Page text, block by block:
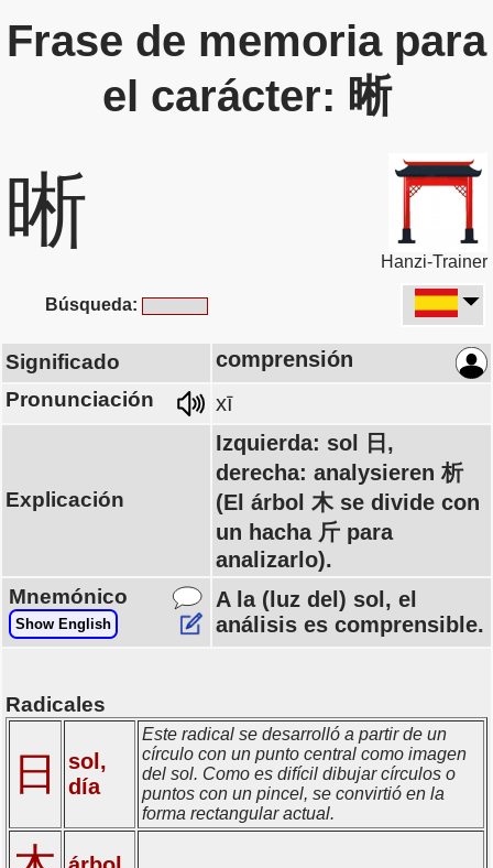
Frase de memoria para
el carácter: 晰
晰
Hanzi-Trainer
Búsqueda:
Significado comprensión
Pronunciación xī
Explicación
Izquierda: sol 日,
derecha: analysieren 析
(El árbol 木 se divide con
un hacha 斤 para
analizarlo).
Mnemónico
Show English
A la (luz del) sol, el
análisis es comprensible.
Radicales
日
sol,
día
Este radical se desarrolló a partir de un
círculo con un punto central como imagen
del sol. Como es difícil dibujar círculos o
puntos con un pincel, se convirtió en la
forma rectangular actual.